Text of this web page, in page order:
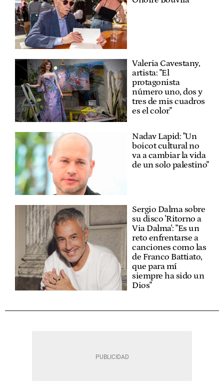
Valeria Cavestany,
artista: "El
protagonista
número uno, dos y
tres de mis cuadros
es el color"
Nadav Lapid: "Un
boicot cultural no
va a cambiar la vida
de un solo palestino"
Sergio Dalma sobre
su disco 'Ritorno a
Via Dalma': "Es un
reto enfrentarse a
canciones como las
de Franco Battiato,
que para mí
siempre ha sido un
Dios"